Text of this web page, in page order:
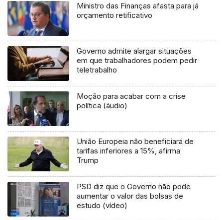
Ministro das Finanças afasta para já
orçamento retificativo
Governo admite alargar situações
em que trabalhadores podem pedir
teletrabalho
Moção para acabar com a crise
política (áudio)
União Europeia não beneficiará de
tarifas inferiores a 15%, afirma
Trump
PSD diz que o Governo não pode
aumentar o valor das bolsas de
estudo (vídeo)